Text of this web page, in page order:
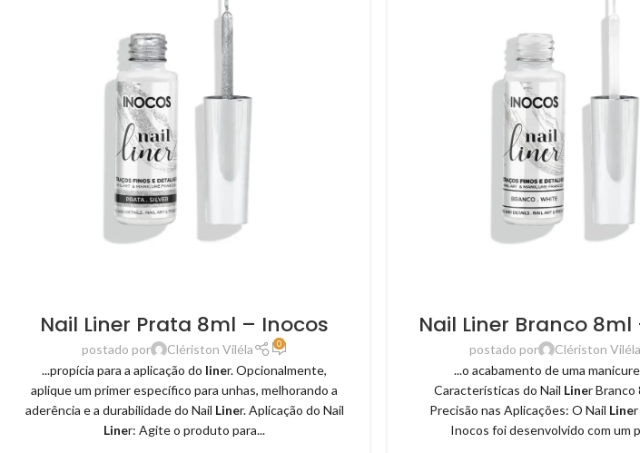
Nail Liner Prata 8ml – Inocos
postado por Clériston Viléla 0
...propícia para a aplicação do liner. Opcionalmente,
aplique um primer específico para unhas, melhorando a
aderência e a durabilidade do Nail Liner. Aplicação do Nail
Liner: Agite o produto para...
Nail Liner Branco
postado por Clériston Viléla
...o acabamento de uma
Características do Nail Liner Branco
Precisão nas Aplicações: O Nail Line
Inocos foi desenvolvido com um